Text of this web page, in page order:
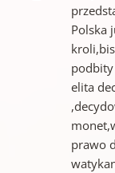
Polska
elita
prawo